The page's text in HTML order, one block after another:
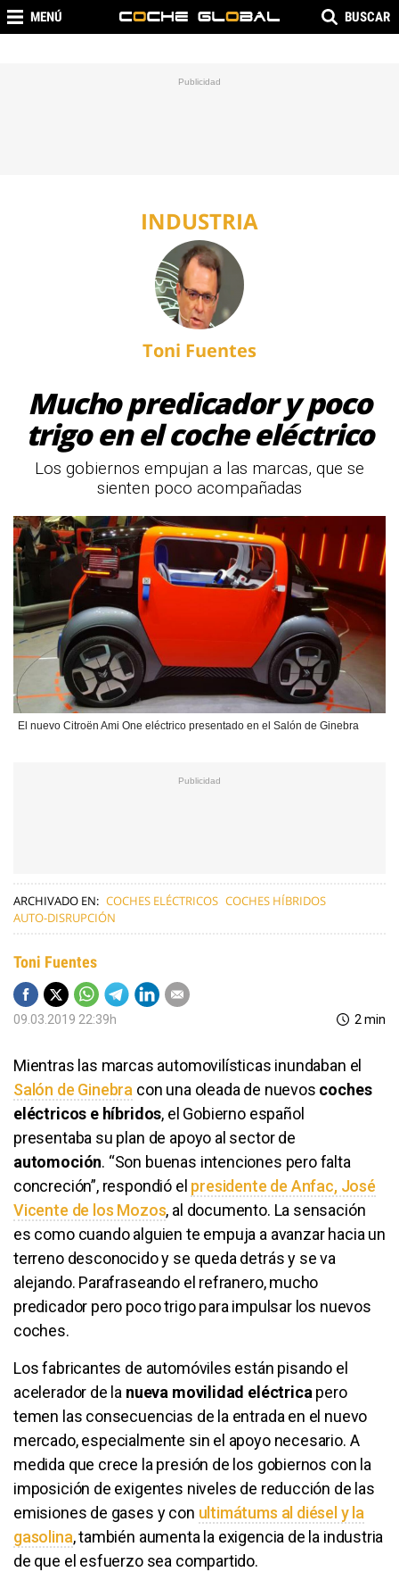
MENÚ BUSCAR
INDUSTRIA
Toni Fuentes
El nuevo Citroën Ami One eléctrico presentado en el Salón de Ginebra
Mucho predicador y poco
trigo en el coche eléctrico
Los gobiernos empujan a las marcas, que se
sienten poco acompañadas
ARCHIVADO EN: COCHES ELÉCTRICOS COCHES HÍBRIDOS
AUTO-DISRUPCIÓN
Toni Fuentes
09.03.2019 22:39h 2 min
Mientras las marcas automovilísticas inundaban el
Salón de Ginebra con una oleada de nuevos coches
eléctricos e híbridos, el Gobierno español
presentaba su plan de apoyo al sector de
automoción. “Son buenas intenciones pero falta
concreción”, respondió el presidente de Anfac, José
Vicente de los Mozos, al documento. La sensación
es como cuando alguien te empuja a avanzar hacia un
terreno desconocido y se queda detrás y se va
alejando. Parafraseando el refranero, mucho
predicador pero poco trigo para impulsar los nuevos
coches.
Los fabricantes de automóviles están pisando el
acelerador de la nueva movilidad eléctrica pero
temen las consecuencias de la entrada en el nuevo
mercado, especialmente sin el apoyo necesario. A
medida que crece la presión de los gobiernos con la
imposición de exigentes niveles de reducción de las
emisiones de gases y con ultimátums al diésel y la
gasolina, también aumenta la exigencia de la industria
de que el esfuerzo sea compartido.